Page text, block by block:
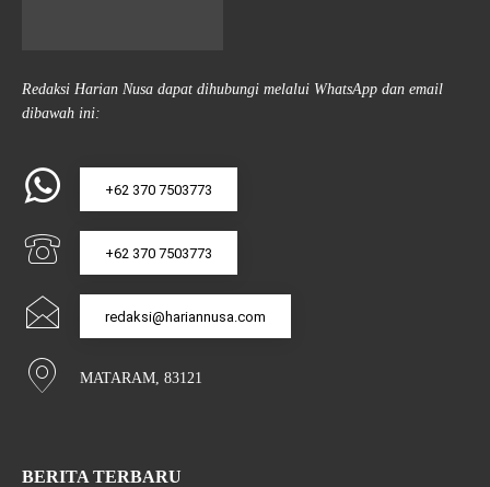
Redaksi Harian Nusa dapat dihubungi melalui WhatsApp dan email
dibawah ini:
+62 370 7503773
+62 370 7503773
redaksi@hariannusa.com
MATARAM, 83121
BERITA TERBARU